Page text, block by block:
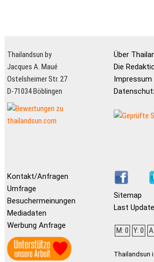
Thailandsun by
Jacques A. Maué
Ostelsheimer Str. 27
D-71034 Böblingen
Über
Die
Impressum
Kontakt/Anfragen
Umfrage
Besuchermeinungen
Mediadaten
Werbung Anfrage
Sitemap
Last
M: 0 Y: 0
Thailandsun